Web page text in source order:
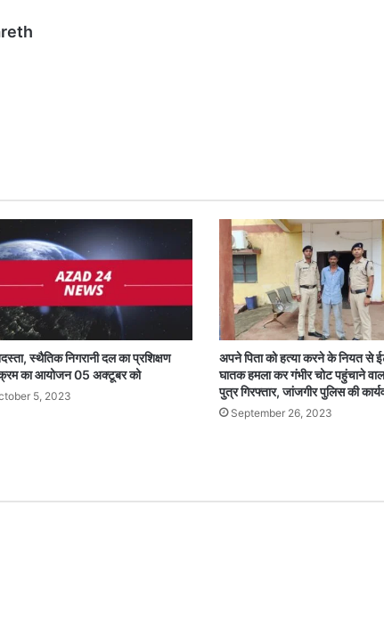
स्थैतिक निगरानी दल का प्रशिक्षण
का आयोजन 05 अक्टूबर को
5, 2023
अपने पिता को हत्या करने के नियत से
घातक हमला कर गंभीर चोट पहुंचाने
पुत्र गिरफ्तार, जांजगीर पुलिस की
September 26, 2023